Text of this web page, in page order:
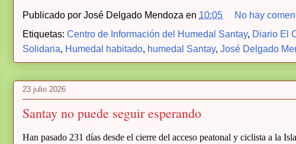
Publicado por José Delgado Mendoza en 10:05
No hay
Etiquetas: Centro de Información del Humedal Santay, Diario El
Solidaria, Humedal habitado, humedal Santay, José Delgado
23 julio 2026
Santay no puede seguir esperando
Han pasado 231 días desde el cierre del acceso peatonal y ciclista a la